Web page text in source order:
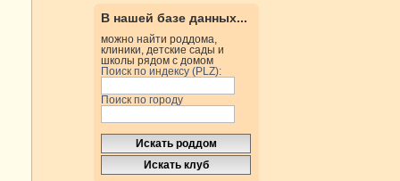
В нашей базе данных...
можно найти роддома,
клиники, детские сады и
школы рядом с домом
Поиск по индексу (PLZ):
Поиск по городу